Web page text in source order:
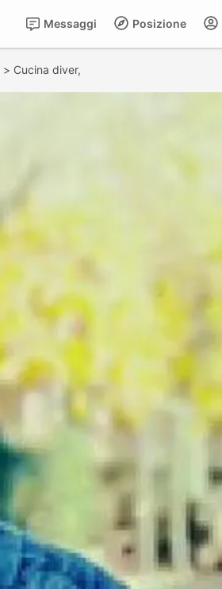
Posizione
Messaggi
> Cucina diver,